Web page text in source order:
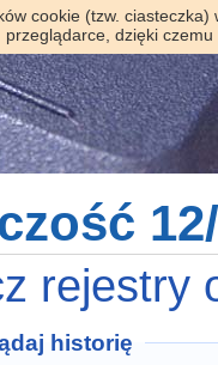
cookie (tzw.
przeglądarce, dzięki
rejestry
historię